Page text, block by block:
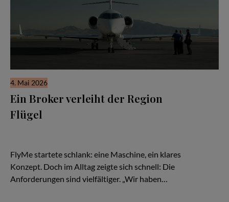
4. Mai 2026
Ein Broker verleiht der Region
Flügel
FlyMe startete schlank: eine Maschine, ein klares
Konzept. Doch im Alltag zeigte sich schnell: Die
Anforderungen sind vielfältiger. „Wir haben…